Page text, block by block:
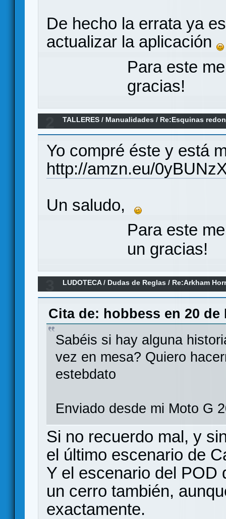
De hecho la errata ya
actualizar la aplicación
Para este
gracias!
TALLERES / Manualidades / Re:Esquinas
Yo compré éste y está
http://amzn.eu/
Un saludo,
Para este
un gracias!
LUDOTECA/ Dudas de Reglas / Re:Arkham
Cita de: hobbess en 20 de
Sabéis si hay alguna
vez en mesa? Quiero
estebdato
Enviado desde mi Moto G
Si no recuerdo mal, y
el último escenario de
Y el escenario del POD
un cerro también,
exactamente.